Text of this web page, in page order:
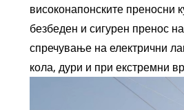
високонапонските преносни
безбеден и сигурен пренос
спречување на електрични
кола, дури и при екстремни